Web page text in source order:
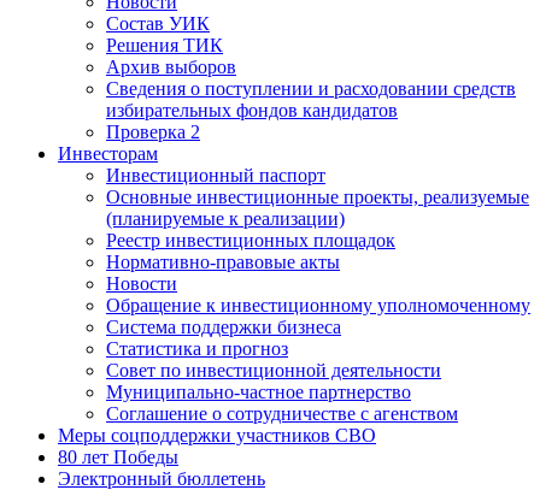
Состав УИК
Решения ТИК
Архив выборов
Сведения о поступлении и расходовании средств
избирательных фондов кандидатов
Проверка 2
Инвесторам
Инвестиционный паспорт
Основные инвестиционные проекты, реализуемые
(планируемые к реализации)
Реестр инвестиционных площадок
Нормативно-правовые акты
Новости
Обращение к инвестиционному уполномоченному
Система поддержки бизнеса
Статистика и прогноз
Совет по инвестиционной деятельности
Муниципально-частное партнерство
Соглашение о сотрудничестве с агенством
Меры соцподдержки участников СВО
80 лет Победы
Электронный бюллетень